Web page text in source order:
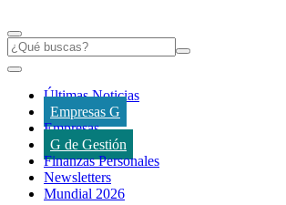
Últimas Noticias
Empresas G
Empresas
G de Gestión
Finanzas Personales
Newsletters
Mundial 2026